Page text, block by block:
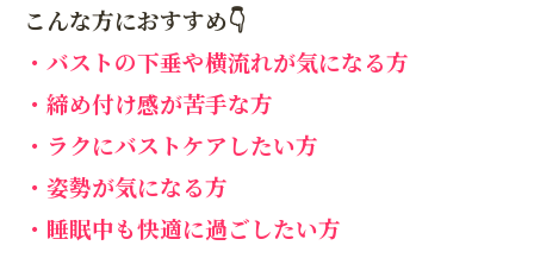
こんな方におすすめ👇
・バストの下垂や横流れが気になる方
・締め付け感が苦手な方
・ラクにバストケアしたい方
・姿勢が気になる方
・睡眠中も快適に過ごしたい方